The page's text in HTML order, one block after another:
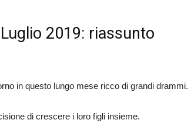
2019: riassunto
in questo lungo mese ricco di grandi drammi.
di crescere i loro figli insieme.